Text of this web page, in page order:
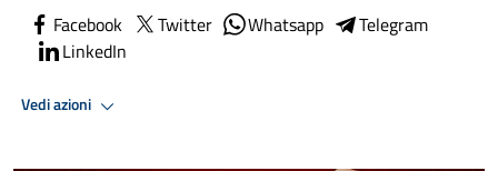
Facebook Twitter Whatsapp
Telegram
LinkedIn
Vedi azioni